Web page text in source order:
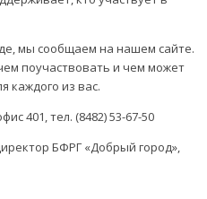
мы сообщаем на нашем сайте.
поучаствовать и чем может
каждого из вас.
401, тел. (8482) 53-67-50
БФРГ «Добрый город»,